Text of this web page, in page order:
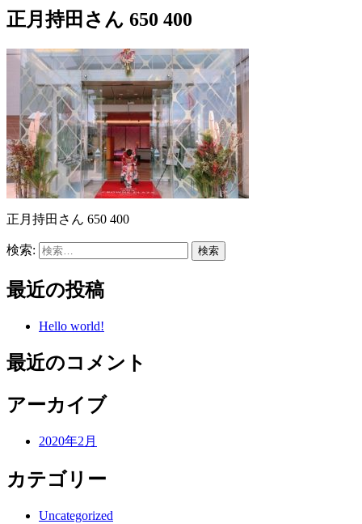
正月持田さん 650 400
正月持田さん 650 400
検索:
最近の投稿
Hello world!
最近のコメント
アーカイブ
2020年2月
カテゴリー
Uncategorized